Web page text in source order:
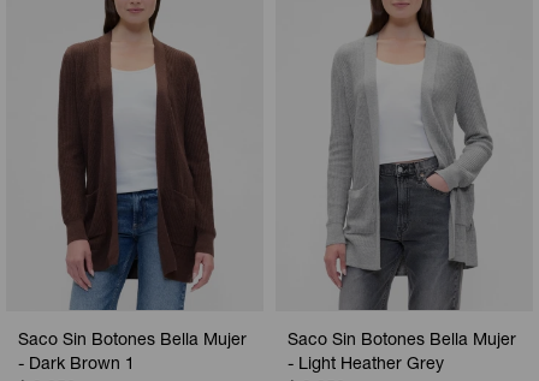
Saco Sin Botones Bella Mujer
- Dark Brown 1
Saco Sin Botones Bella Mujer
- Light Heather Grey